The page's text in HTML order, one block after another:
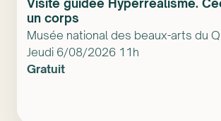
Visite guidée Hyperréalisme.
un corps
Musée national des beaux-arts du
Jeudi 6/08/2026 11h
Gratuit